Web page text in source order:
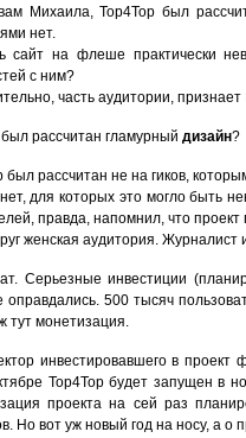
Михаила, Top4Top был
нет.
сайт на флеше практически
с ним?
часть аудитории,
был рассчитан гламурный дизайн?
был рассчитан не на гиков,
для которых это могло быть
правда, напомнил, что проект
женская аудитория.
Серьезные инвестиции
оправдались. 500 тысяч
тут монетизация.
инвестировавшего в
Top4Top будет запущен в
проекта на сей раз
Но вот уж новый год на носу, а о